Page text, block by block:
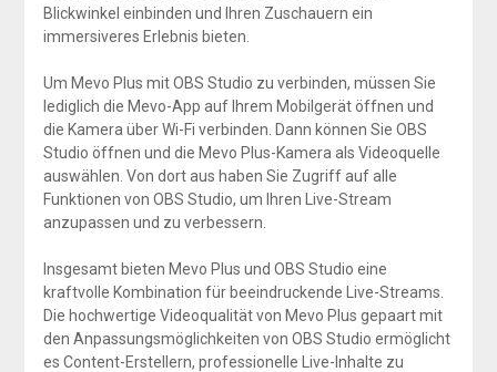
Blickwinkel einbinden und Ihren Zuschauern ein
immersiveres Erlebnis bieten.
Um Mevo Plus mit OBS Studio zu verbinden, müssen Sie
lediglich die Mevo-App auf Ihrem Mobilgerät öffnen und
die Kamera über Wi-Fi verbinden. Dann können Sie OBS
Studio öffnen und die Mevo Plus-Kamera als Videoquelle
auswählen. Von dort aus haben Sie Zugriff auf alle
Funktionen von OBS Studio, um Ihren Live-Stream
anzupassen und zu verbessern.
Insgesamt bieten Mevo Plus und OBS Studio eine
kraftvolle Kombination für beeindruckende Live-Streams.
Die hochwertige Videoqualität von Mevo Plus gepaart mit
den Anpassungsmöglichkeiten von OBS Studio ermöglicht
es Content-Erstellern, professionelle Live-Inhalte zu